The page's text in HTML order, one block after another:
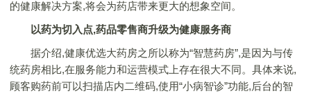
的健康解决方案,将会为药店带来更大的想象空间。
以药为切入点,药品零售商升级为健康服务商
据介绍,健康优选大药房之所以称为“智慧药房”,是因为与传
统药房相比,在服务能力和运营模式上存在很大不同。具体来说,
顾客购药前可以扫描店内二维码,使用“小病智诊”功能,后台的智